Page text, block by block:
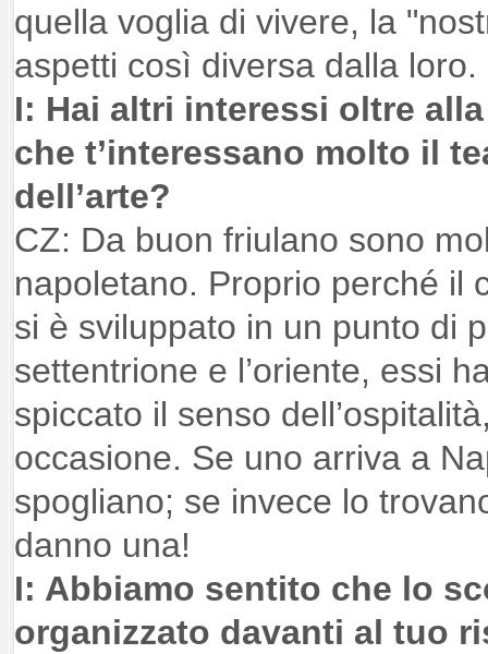
quella voglia di vivere, la
aspetti così diversa dalla loro.
I: Hai altri interessi oltre
che t’interessano molto il
dell’arte?
CZ: Da buon friulano sono
napoletano. Proprio perché il
si è sviluppato in un punto di
settentrione e l’oriente, essi
spiccato il senso
occasione. Se uno arriva a
spogliano; se invece lo
danno una!
I: Abbiamo sentito che lo
organizzato davanti al tuo